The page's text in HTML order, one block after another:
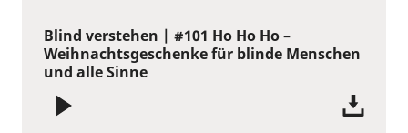
Blind verstehen | #101 Ho Ho Ho –
Weihnachtsgeschenke für blinde Menschen
und alle Sinne